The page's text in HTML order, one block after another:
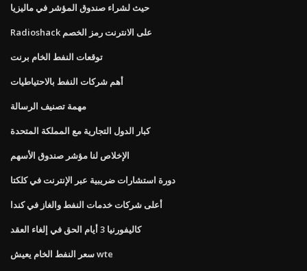
حيث لشراء صندوق المؤشر في ماليزيا
Radioshack على الانترنت رمز الخصم
توقعات النفط الخام برنت
أهم شركات النفط بالاحتياطيات
مهمة تصنيف الرسالة
كبار الدول التجارية مع المملكة المتحدة
الإخلاص لنا مؤشر صندوق الأسهم
دورة استشارات ضريبية عبر الإنترنت في كلكتا
أعلى شركات خدمات النفط والغاز في كندا
كاليفورنيا 3 أيام الحق في إلغاء العقد
سعر النفط الخام يعيش wte